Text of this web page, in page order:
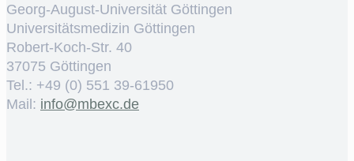
Georg-August-Universität Göttingen
Universitätsmedizin Göttingen
Robert-Koch-Str. 40
37075 Göttingen
Tel.: +49 (0) 551 39-61950
Mail: ed.cxebm@ofni